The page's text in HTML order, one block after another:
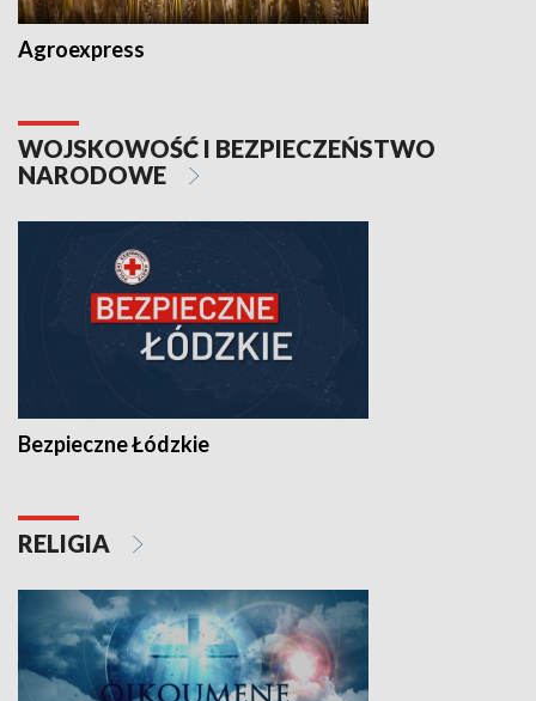
Agroexpress
WOJSKOWOŚĆ I BEZPIECZEŃSTWO
NARODOWE
Bezpieczne Łódzkie
RELIGIA